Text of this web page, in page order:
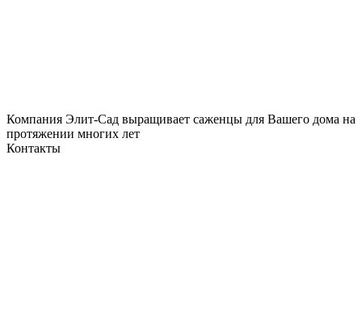
Компания Элит-Сад выращивает саженцы для Вашего дома на
протяжении многих лет
Контакты